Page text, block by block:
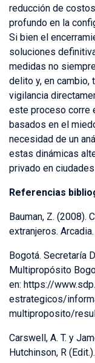
reducción de
profundo en la
Si bien el
soluciones
medidas no
delito y, en cambio,
vigilancia
este proceso corre
basados en el
necesidad de un
estas dinámicas
privado en
Referencias
Bauman, Z. (2008).
extranjeros.
Bogotá. Secretaría
Multipropósito
en: https://
estrategicos/
multiproposito/
Carswell, A. T. y
Hutchinson, R